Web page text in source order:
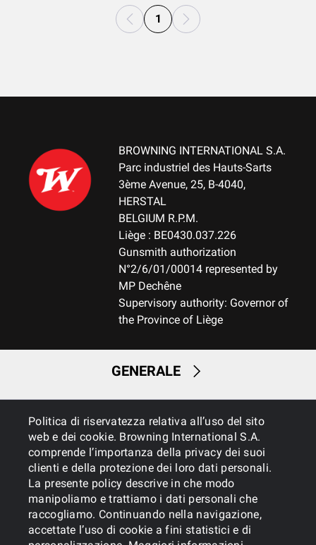
Politica di riservatezza relativa all’uso del sito
web e dei cookie. Browning International S.A.
comprende l’importanza della privacy dei suoi
clienti e della protezione dei loro dati personali.
La presente policy descrive in che modo
manipoliamo e trattiamo i dati personali che
raccogliamo. Continuando nella navigazione,
accettate l’uso di cookie a fini statistici e di
1
BROWNING INTERNATIONAL S.A.
Parc industriel des Hauts-Sarts
3ème Avenue, 25, B-4040,
HERSTAL
BELGIUM R.P.M.
Liège : BE0430.037.226
Gunsmith authorization
N°2/6/01/00014 represented by
MP Dechêne
Supervisory authority: Governor of
the Province of Liège
GENERALE
SERVIZI
CookiesInformativa sulla privacy